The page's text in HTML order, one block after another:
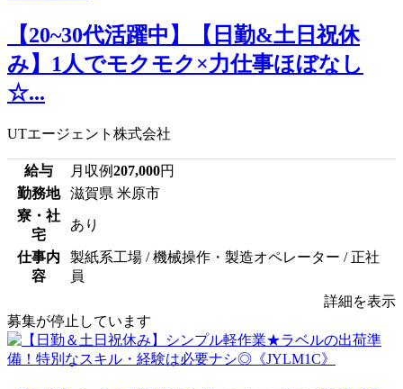
【20~30代活躍中】【日勤&土日祝休
み】1人でモクモク×力仕事ほぼなし
☆...
UTエージェント株式会社
給与 月収例207,000円
勤務地
滋賀県 米原市
寮・社
宅
あり
仕事内
容
製紙系工場 / 機械操作・製造オペレーター / 正社
員
詳細を表示
募集が停止しています